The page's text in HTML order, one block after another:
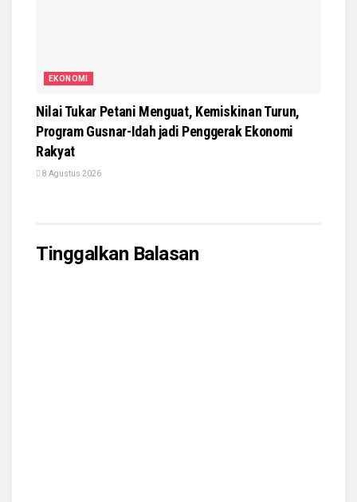
EKONOMI
Nilai Tukar Petani Menguat, Kemiskinan Turun,
Program Gusnar-Idah jadi Penggerak Ekonomi
Rakyat
8 Agustus 2026
Tinggalkan Balasan